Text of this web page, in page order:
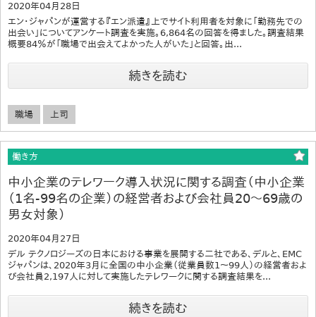
2020年04月28日
エン・ジャパンが運営する『エン派遣』上でサイト利用者を対象に「勤務先での
出会い」についてアンケート調査を実施。6,864名の回答を得ました。調査結果
概要84％が「職場で出会えてよかった人がいた」と回答。出...
続きを読む
職場 上司
働き方
中小企業のテレワーク導入状況に関する調査（中小企業
（1名-99名の企業）の経営者および会社員20～69歳の
男女対象）
2020年04月27日
デル テクノロジーズの日本における事業を展開する二社である、デルと、EMC
ジャパンは、2020年3月に全国の中小企業（従業員数1～99人）の経営者およ
び会社員2,197人に対して実施したテレワークに関する調査結果を...
続きを読む